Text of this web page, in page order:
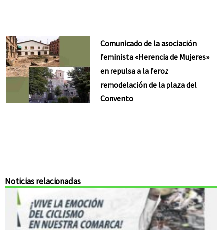
Comunicado de la asociación
feminista «Herencia de Mujeres»
en repulsa a la feroz
remodelación de la plaza del
Convento
Noticias relacionadas